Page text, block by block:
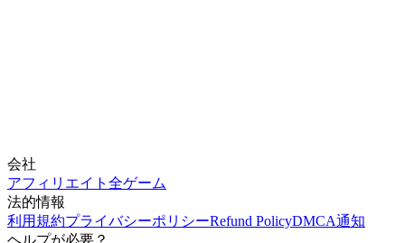
会社
アフィリエイト 全ゲーム
法的情報
利用規約プライバシーポリシーRefund PolicyDMCA通知